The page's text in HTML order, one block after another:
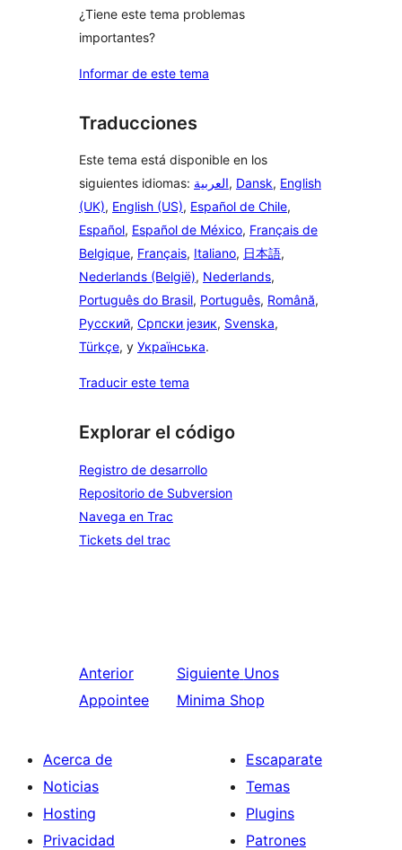
¿Tiene este tema problemas
importantes?
Informar de este tema
Traducciones
Este tema está disponible en los
siguientes idiomas: العربية, Dansk, English
(UK), English (US), Español de Chile,
Español, Español de México, Français de
Belgique, Français, Italiano, 日本語,
Nederlands (België), Nederlands,
Português do Brasil, Português, Română,
Русский, Српски језик, Svenska,
Türkçe, y Українська.
Traducir este tema
Explorar el código
Registro de desarrollo
Repositorio de Subversion
Navega en Trac
Tickets del trac
Anterior
Appointee
Siguiente Unos
Minima Shop
Acerca de
Noticias
Hosting
Privacidad
Escaparate
Temas
Plugins
Patrones